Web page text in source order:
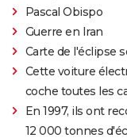
Pascal Obispo
Guerre en Iran
Carte de l'éclipse
Cette voiture
coche toutes les
En 1997, ils ont
12 000 tonnes